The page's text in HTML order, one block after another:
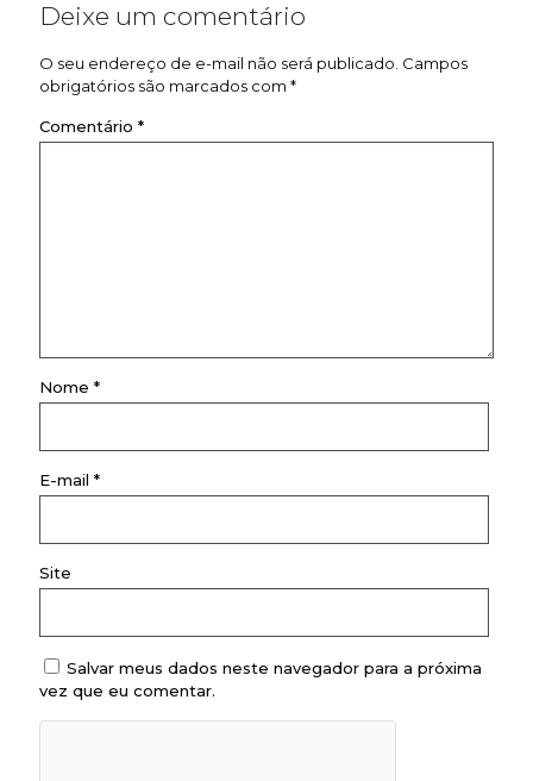
Deixe um comentário
O seu endereço de e-mail não será publicado. Campos
obrigatórios são marcados com *
Comentário *
Nome *
E-mail *
Site
Salvar meus dados neste navegador para a próxima
vez que eu comentar.